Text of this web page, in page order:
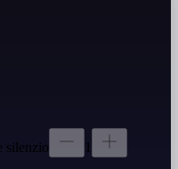
silenzio
1